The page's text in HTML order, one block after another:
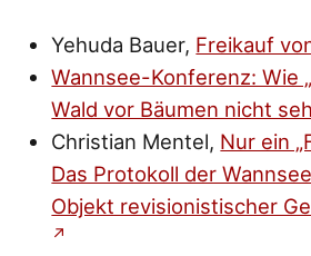
Yehuda Bauer, Freikauf
Wannsee-Konferenz: Wie
Wald vor Bäumen nicht
Christian Mentel, Nur ein
Das Protokoll der
Objekt revisionistischer